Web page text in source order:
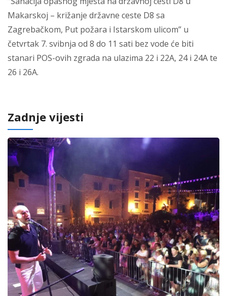
Makarskoj – križanje državne ceste D8 sa
Zagrebačkom, Put požara i Istarskom ulicom” u
četvrtak 7. svibnja od 8 do 11 sati bez vode će biti
stanari POS-ovih zgrada na ulazima 22 i 22A, 24 i 24A te
26 i 26A.
Zadnje vijesti